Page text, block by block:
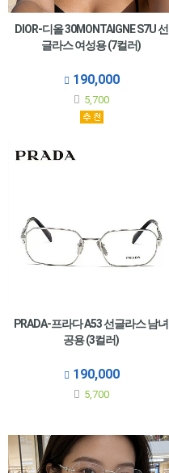
DIOR-디올 30MONTAIGNE S7U 선
글라스 여성용 (7컬러)
190,000
5,700
PRADA-프라다 A53 선글라스 남녀
공용 (3컬러)
190,000
5,700